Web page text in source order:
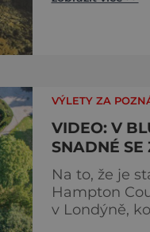
VÝLETY ZA
VIDEO: V
SNADNÉ SE
Na to, že je
Hampton
v Londýně,